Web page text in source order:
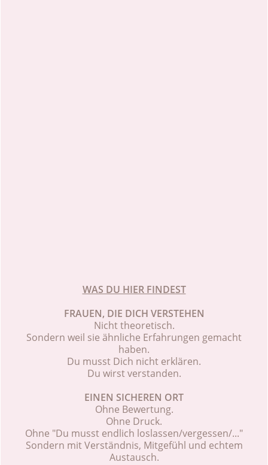
WAS DU HIER FINDEST
FRAUEN, DIE DICH VERSTEHEN
Nicht theoretisch.
Sondern weil sie ähnliche Erfahrungen gemacht
haben.
Du musst Dich nicht erklären.
Du wirst verstanden.
EINEN SICHEREN ORT
Ohne Bewertung.
Ohne Druck.
Ohne "Du musst endlich loslassen/vergessen/..."
Sondern mit Verständnis, Mitgefühl und echtem
Austausch.